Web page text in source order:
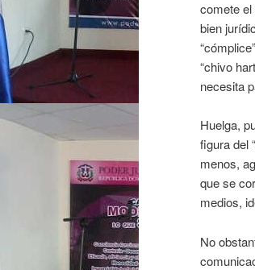
comete
bien
“chivo
necesita
Huelga,
figura del
menos,
que se
medios,
No